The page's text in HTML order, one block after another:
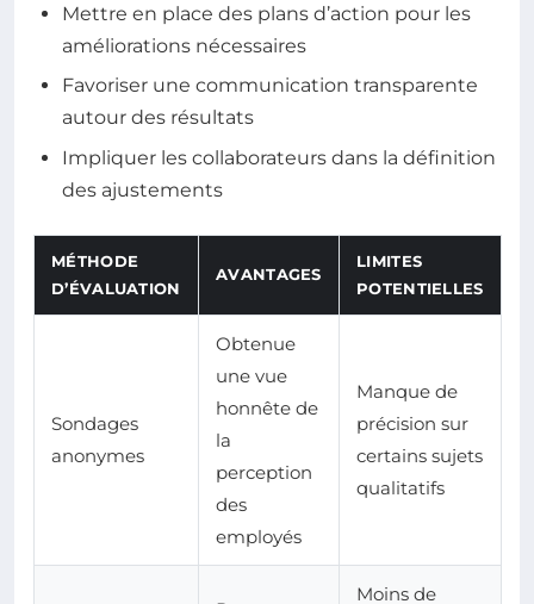
Mettre en place des plans d’action pour les
améliorations nécessaires
Favoriser une communication transparente
autour des résultats
Impliquer les collaborateurs dans la définition
des ajustements
MÉTHODE
D’ÉVALUATION
AVANTAGES
LIMITES
POTENTIELLES
Sondages
anonymes
Obtenue
une vue
honnête de
la
perception
des
employés
Manque de
précision sur
certains sujets
qualitatifs
Moins de